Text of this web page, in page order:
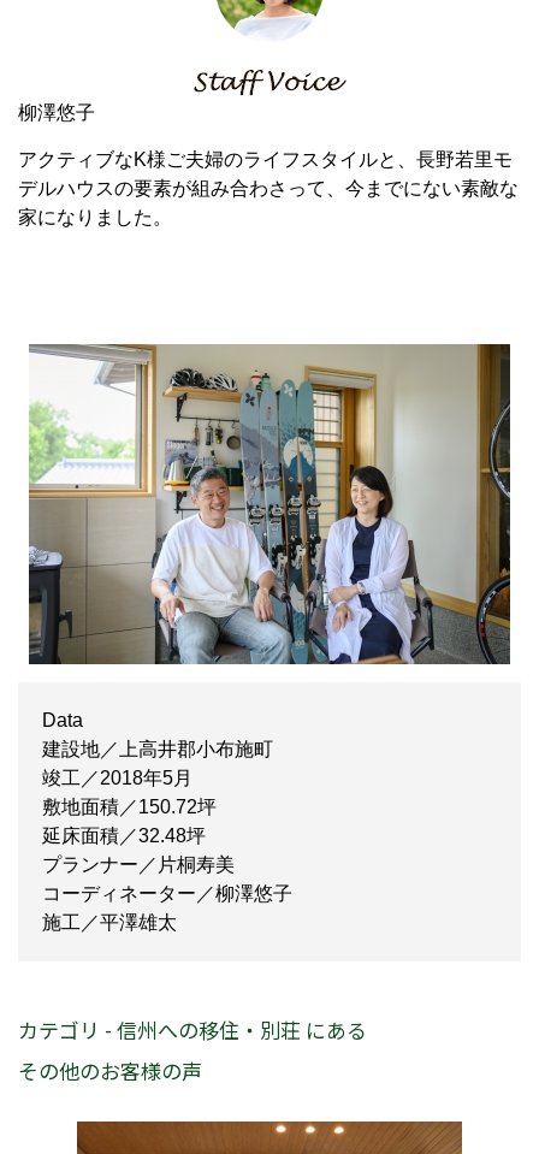
柳澤悠子
アクティブなK様ご夫婦のライフスタイルと、長野若里モ
デルハウスの要素が組み合わさって、今までにない素敵な
家になりました。
Data
建設地／上高井郡小布施町
竣工／2018年5月
敷地面積／150.72坪
延床面積／32.48坪
プランナー／片桐寿美
コーディネーター／柳澤悠子
施工／平澤雄太
カテゴリ - 信州への移住・別荘 にある
その他のお客様の声